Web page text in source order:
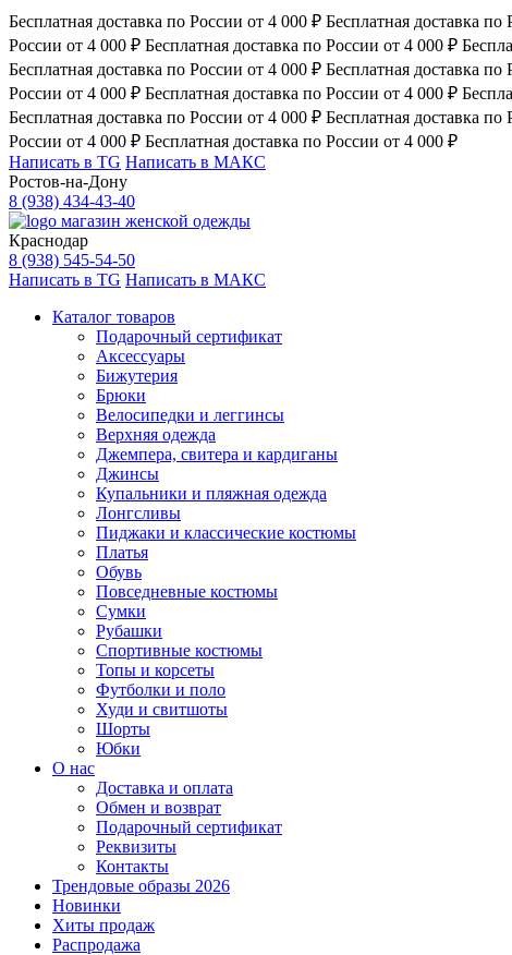
Бесплатная доставка по России от 4 000 ₽ Бесплатная доставка по
России от 4 000 ₽ Бесплатная доставка по России от 4 000 ₽
Бесплатная доставка по России от 4 000 ₽ Бесплатная доставка по
России от 4 000 ₽ Бесплатная доставка по России от 4 000 ₽
Бесплатная доставка по России от 4 000 ₽ Бесплатная доставка по
России от 4 000 ₽ Бесплатная доставка по России от 4 000 ₽
Написать в TG Написать в МАКС
Ростов-на-Дону
8 (938) 434-43-40
магазин женской одежды
Краснодар
8 (938) 545-54-50
Написать в TG Написать в МАКС
Каталог товаров
Подарочный сертификат
Аксессуары
Бижутерия
Брюки
Велосипедки и леггинсы
Верхняя одежда
Джемпера, свитера и кардиганы
Джинсы
Купальники и пляжная одежда
Лонгсливы
Пиджаки и классические костюмы
Платья
Обувь
Повседневные костюмы
Сумки
Рубашки
Спортивные костюмы
Топы и корсеты
Футболки и поло
Худи и свитшоты
Шорты
Юбки
О нас
Доставка и оплата
Обмен и возврат
Подарочный сертификат
Реквизиты
Контакты
Трендовые образы 2026
Новинки
Хиты продаж
Распродажа